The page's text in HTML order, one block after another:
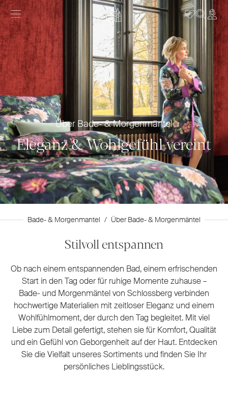
Über Bade- & Morgenmäntel
Eleganz & Wohlgefühl vereint
Bade- & Morgenmantel / Über Bade- & Morgenmäntel
Stilvoll entspannen
Ob nach einem entspannenden Bad, einem erfrischenden
Start in den Tag oder für ruhige Momente zuhause –
Bade- und Morgenmäntel von Schlossberg verbinden
hochwertige Materialien mit zeitloser Eleganz und einem
Wohlfühlmoment, der durch den Tag begleitet. Mit viel
Liebe zum Detail gefertigt, stehen sie für Komfort, Qualität
und ein Gefühl von Geborgenheit auf der Haut. Entdecken
Sie die Vielfalt unseres Sortiments und finden Sie Ihr
persönliches Lieblingsstück.